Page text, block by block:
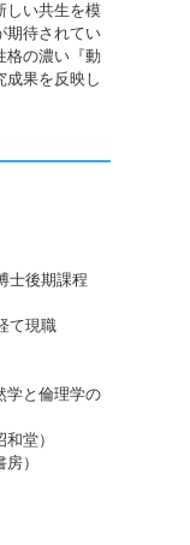
しい共生を模
期待されてい
格の濃い『動
成果を反映し
士後期課程
て現職
学と倫理学の
堂）
）